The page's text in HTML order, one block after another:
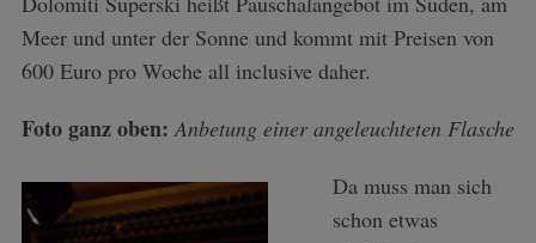
Meer und unter der Sonne und kommt mit Preisen von
600 Euro pro Woche all inclusive daher.
Foto ganz oben:Anbetung einer angeleuchteten Flasche
Da muss man sich
schon etwas